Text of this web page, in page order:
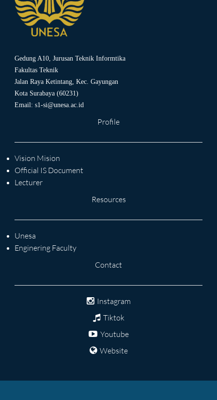
Gedung A10, Jurusan Teknik Informtika
Fakultas Teknik
Jalan Raya Ketintang, Kec. Gayungan
Kota Surabaya (60231)
Email: s1-si@unesa.ac.id
Profile
Vision Mision
Official IS Document
Lecturer
Resources
Unesa
Enginering Faculty
Contact
Instagram
Tiktok
Youtube
Website